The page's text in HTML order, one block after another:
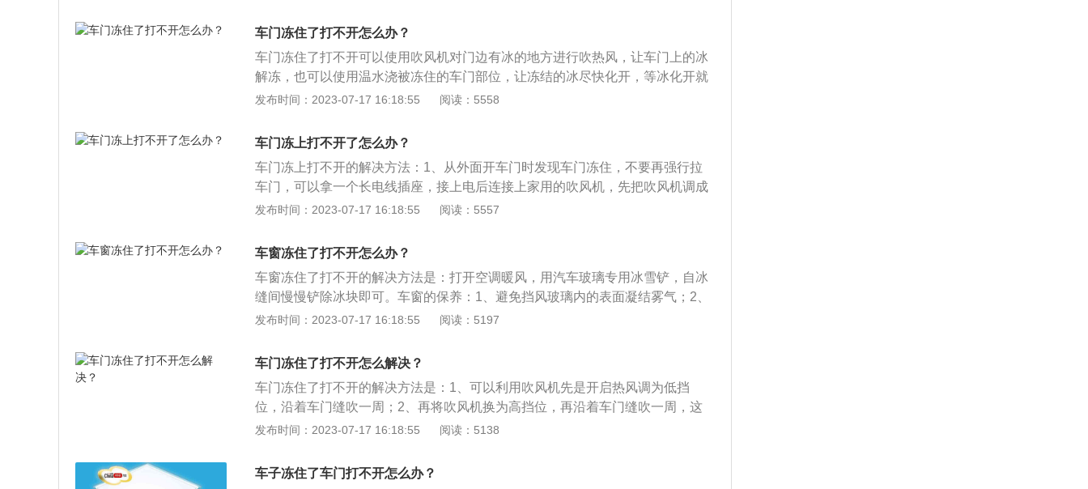
璃形式；2、轮胎冻住：用铁铲把冰根清除掉后挂入一挡或倒挡，轻踩油门或靠
怠速来前后试着移动车子；3、车锁冻住：用吹风机把锁上的冰吹融化即可。
车门冻住了打不开怎么办？
车门冻住了打不开可以使用吹风机对门边有冰的地方进行吹热风，让车门上的冰
解冻，也可以使用温水浇被冻住的车门部位，让冻结的冰尽快化开，等冰化开就
可以打开车门。遇到车门冻上打不开这种情况，不能用力狂拽这种暴力开门法，
三部分组成。车门附件包括车门铰链、车门开度限位器、门锁机构及内外手柄、
车门玻璃、玻璃升降机和密封条。内饰盖板包括固定板、芯板、内饰蒙皮、内扶
手。
发布时间：2023-07-17 16:18:55 阅读：5558
车门冻上打不开了怎么办？
车门冻上打不开的解决方法：1、从外面开车门时发现车门冻住，不要再强行拉
车门，可以拿一个长电线插座，接上电后连接上家用的吹风机，先把吹风机调成
低挡，对着门缝吹一圈，然后调成高挡再吹一圈，慢慢就会化开；2、用温水多
里有车载吹风机，可以对着车门周围吹几遍，能让车门解冻；4、把暖风开大，
车内的整体温度上来之后，会把车门化开。
发布时间：2023-07-17 16:18:55 阅读：5557
车窗冻住了打不开怎么办？
车窗冻住了打不开的解决方法是：打开空调暖风，用汽车玻璃专用冰雪铲，自冰
缝间慢慢铲除冰块即可。车窗的保养：1、避免挡风玻璃内的表面凝结雾气；2、
定期取下内盖加入润滑油；3、保养车窗开关和熔丝；4、清洁车窗玻璃；5、检
顶窗。车窗的作用：1、防止车外异物进入车内；2、增加车内人员安全；3、降
低紫外线强度。
发布时间：2023-07-17 16:18:55 阅读：5197
车门冻住了打不开怎么解决？
车门冻住了打不开的解决方法是：1、可以利用吹风机先是开启热风调为低挡
位，沿着车门缝吹一周；2、再将吹风机换为高挡位，再沿着车门缝吹一周，这
样的方式来将车门解冻；3、并且在解冻后立刻用干的抹布擦拭融化的雪水，避
解冻了，还是要注意马上把锁芯里面的水清理干净，防止再次被冻上；5、可以
用打火机给车钥匙加热，需要多次烤钥匙，将高温的钥匙慢慢插进锁眼里，使锁
发布时间：2023-07-17 16:18:55 阅读：5138
车子冻住了车门打不开怎么办？